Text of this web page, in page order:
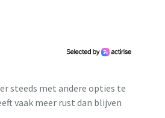
steeds met andere opties te
vaak meer rust dan blijven